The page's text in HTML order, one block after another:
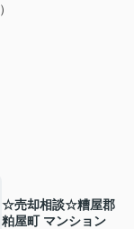
）
☆売却相談☆糟屋郡
粕屋町 マンション